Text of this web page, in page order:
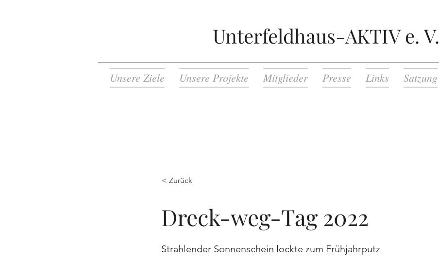
Unterfeldhaus-AKTIV e. V.
Unsere Ziele Unsere Projekte Mitglieder Presse Links Satzung
< Zurück
Dreck-weg-Tag 2022
Strahlender Sonnenschein lockte zum Frühjahrputz